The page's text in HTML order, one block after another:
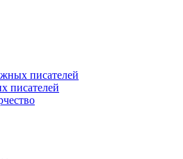
писателей
писателей